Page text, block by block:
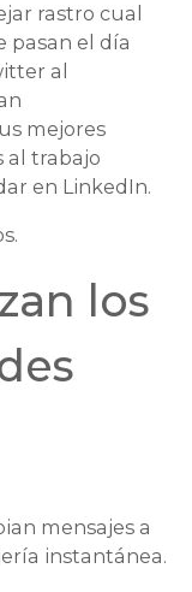
rastro cual
pasan el día
al
mejores
al trabajo
en LinkedIn.
los
mensajes a
instantánea.